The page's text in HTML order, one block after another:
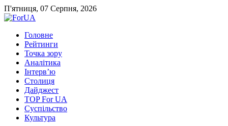
П'ятниця, 07 Серпня, 2026
Головне
Рейтинги
Точка зору
Аналітика
Інтерв’ю
Столиця
Дайджест
TOP For UA
Суспiльство
Культура